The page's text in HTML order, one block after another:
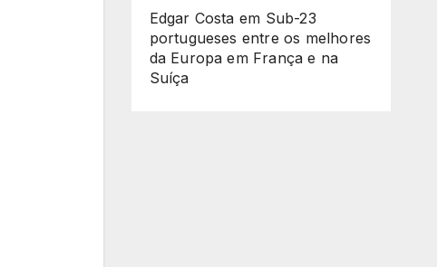
Edgar Costa em Sub-23
portugueses entre os melhores
da Europa em França e na
Suíça